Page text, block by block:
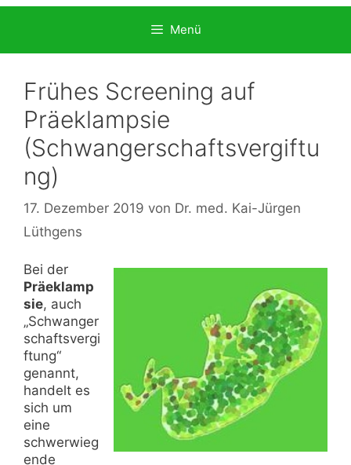
Menü
Frühes Screening auf
Präeklampsie
(Schwangerschaftsvergiftu
ng)
17. Dezember 2019 von Dr. med. Kai-Jürgen
Lüthgens
Bei der
Präeklamp
sie, auch
„Schwanger
schaftsvergi
ftung“
genannt,
handelt es
sich um
eine
schwerwieg
ende